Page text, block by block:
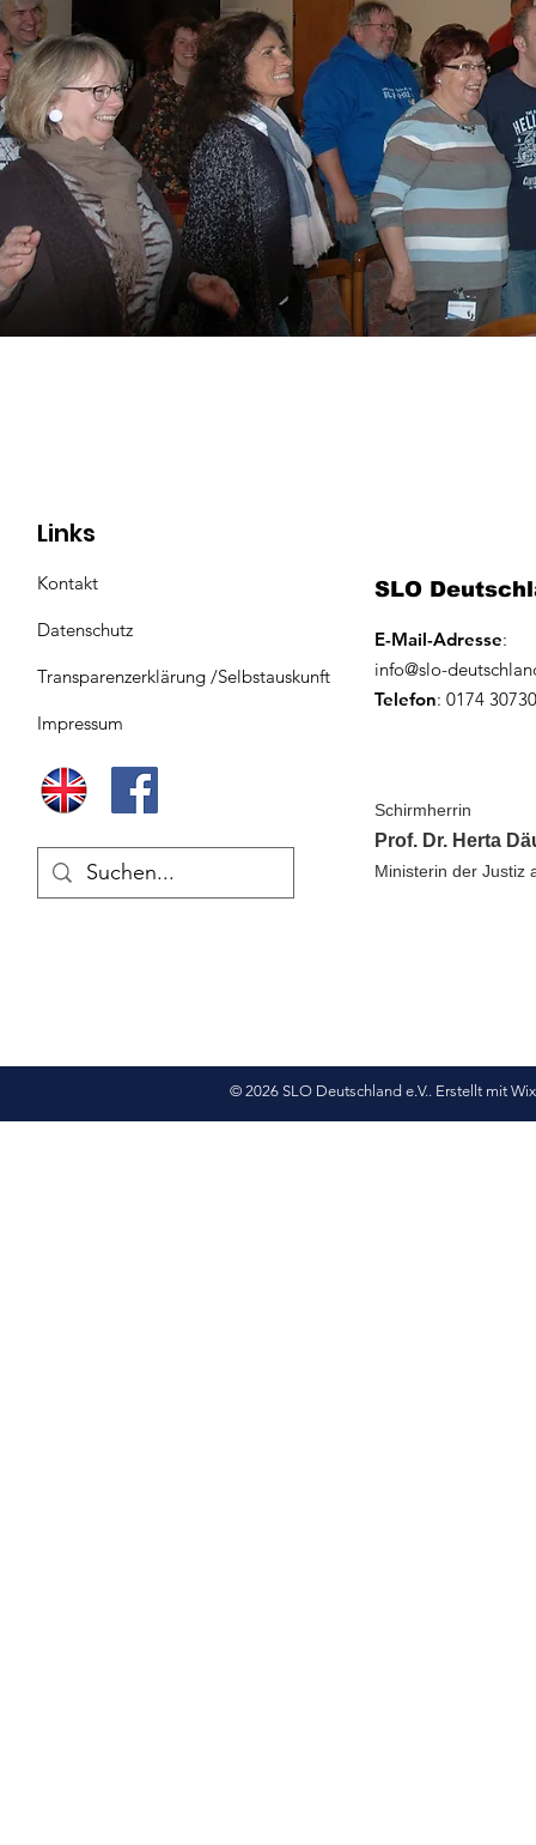
Links
Kontakt
Datenschutz
Transparenzerklärung /Selbstauskunft
Impressum
SLO
E-Mail-Adresse:
info@slo-
Telefon: 0174
Schirmherrin
Prof. Dr. Herta
Ministerin der Justiz
© 2026 SLO Deutschland e.V.. Erstellt mit